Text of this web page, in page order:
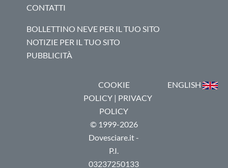
CONTATTI
BOLLETTINO NEVE PER IL TUO SITO
NOTIZIE PER IL TUO SITO
PUBBLICITÀ
COOKIE
POLICY| PRIVACY
POLICY
© 1999-2026
Dovesciare.it -
P.I.
03237250133
ENGLISH